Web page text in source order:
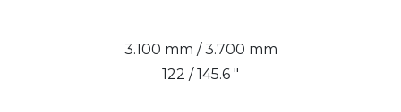
3.100 mm / 3.700 mm
122 / 145.6 "